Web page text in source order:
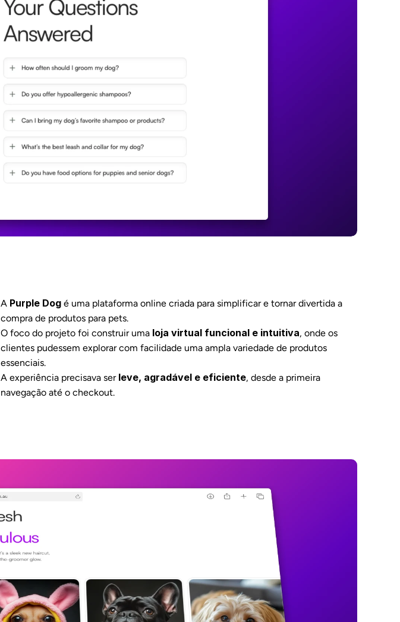
A Purple Dog é uma plataforma online criada para simplificar e tornar divertida a
compra de produtos para pets.
O foco do projeto foi construir uma loja virtual funcional e intuitiva, onde os
clientes pudessem explorar com facilidade uma ampla variedade de produtos
essenciais.
A experiência precisava ser leve, agradável e eficiente, desde a primeira
navegação até o checkout.